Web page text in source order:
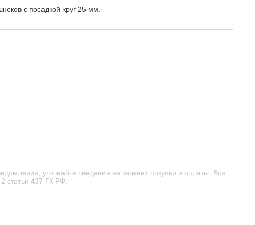
с посадкой круг 25 мм.
уточняйте сведения на момент покупки и оплаты. Вся
статьи 437 ГК РФ.